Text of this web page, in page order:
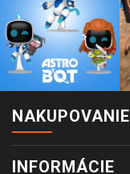
NAKUPOVANIE
INFORMÁCIE